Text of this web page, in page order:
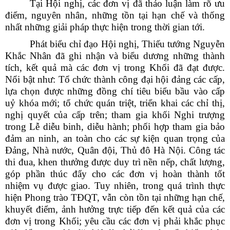
Tại Hội nghị, các đơn vị đã thảo luận làm rõ ưu
điểm, nguyên nhân, những tồn tại hạn chế và thống
nhất những giải pháp thực hiện trong thời gian tới.
Phát biểu chỉ đạo Hội nghị, Thiếu tướng Nguyễn
Khắc Nhân đã ghi nhận và biểu dương những thành
tích, kết quả mà các đơn vị trong Khối đã đạt được.
Nổi bật như: Tổ chức thành công đại hội đảng các cấp,
lựa chọn được những đồng chí tiêu biểu bầu vào cấp
uỷ khóa mới; tổ chức quán triệt, triển khai các chỉ thị,
nghị quyết của cấp trên; tham gia khối Nghi trượng
trong Lễ diễu binh, diễu hành; phối hợp tham gia bảo
đảm an ninh, an toàn cho các sự kiện quan trọng của
Đảng, Nhà nước, Quân đội, Thủ đô Hà Nội. Công tác
thi đua, khen thưởng được duy trì nền nếp, chất lượng,
góp phần thúc đẩy cho các đơn vị hoàn thành tốt
nhiệm vụ được giao. Tuy nhiên, trong quá trình thực
hiện Phong trào TĐQT, vẫn còn tồn tại những hạn chế,
khuyết điểm, ảnh hưởng trực tiếp đến kết quả của các
đơn vị trong Khối; yêu cầu các đơn vị phải khắc phục